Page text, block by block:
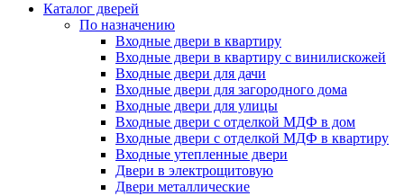
Каталог дверей
По назначению
Входные двери в квартиру
Входные двери в квартиру с винилискожей
Входные двери для дачи
Входные двери для загородного дома
Входные двери для улицы
Входные двери с отделкой МДФ в дом
Входные двери с отделкой МДФ в квартиру
Входные утепленные двери
Двери в электрощитовую
Двери металлические